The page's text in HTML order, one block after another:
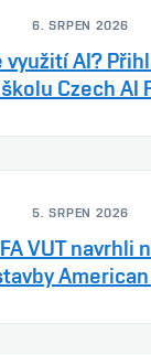
6. SRPEN 2026
využití AI?
Czech AI
5. SRPEN 2026
VUT navrhli
American